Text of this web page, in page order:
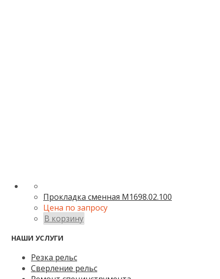
Прокладка сменная M1698.02.100
Цена по запросу
В корзину
НАШИ УСЛУГИ
Резка рельс
Сверление рельс